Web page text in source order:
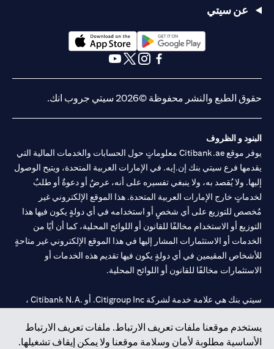
يستخدم موقعنا ملفات تعريف الارتباط. ملفات تعريف الارتباط
الأساسية مطلوبة لأمان وسلامة موقعنا ولا يمكن إيقاف تشغيلها.
عن سيتي
(opens in a new tab)
حقوق الطبع والنشر محفوظة ©2026 سيتي جروب انك.
البنود و الظروف
يوفر موقع Citibank.ae معلوماتٍ حول الحسابات والخدمات المالية التي
يقدمها فرع سيتي بنك إن.إيه. في الإمارات العربية المتحدة، ويتيح الوصول
إليها. ولا يُقصد به، ولا ينبغي تفسيره على أنه، عرضٌ أو دعوةٌ أو طلبٌ
لخدماتٍ خارج الإمارات العربية المتحدة. هذا الموقع الإلكتروني غير
مُخصص للتوزيع على أي شخصٍ أو استخدامه في أي دولةٍ يكون فيها هذا
التوزيع أو الاستخدام مخالفًا للقانون أو اللوائح المحلية، كما أن أيًا من
الخدمات أو الاستثمارات المشار إليها في هذا الموقع الإلكتروني غير متاحةٍ
للأشخاص المقيمين في أي دولةٍ يكون فيها تقديم هذه الخدمات أو
الاستثمارات مخالفًا للقانون أو اللوائح المحلية.
سيتي بنك هي علامة خدمة لشركة Citigroup Inc. أو .Citibank N.A ،
سيتي بنك إن. إيه. الإمارات مسجل لدى مصرف الإمارات المركزي تحت